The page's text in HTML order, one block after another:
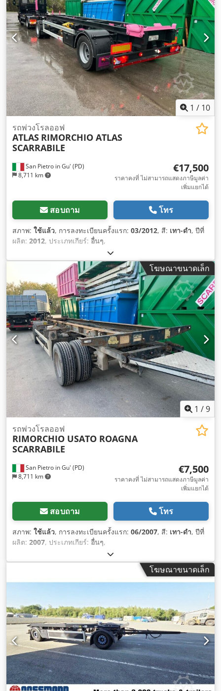
1 / 10
San Pietro in Gu' (PD)
8,711 km
รถพ่วงโรลออฟ
ATLAS RIMORCHIO ATLAS
SCARRABILE
€17,500
ราคาคงที่ ไม่สามารถแสดงภาษีมูลค่า
เพิ่มแยกได้
สอบถาม โทร
สภาพ: ใช้แล้ว, การลงทะเบียนครั้งแรก: 03/2012, สี: เทา-ดำ, ปีที่
ผลิต: 2012, ประเภทเกียร์: อื่นๆ,
โฆษณาขนาดเล็ก
1 /9
San Pietro in Gu' (PD)
8,711 km
รถพ่วงโรลออฟ
RIMORCHIO USATO ROAGNA
SCARRABILE
€7,500
ราคาคงที่ ไม่สามารถแสดงภาษีมูลค่า
เพิ่มแยกได้
สอบถาม โทร
สภาพ: ใช้แล้ว, การลงทะเบียนครั้งแรก: 06/2007, สี: เทา-ดำ, ปีที่
ผลิต: 2007, ประเภทเกียร์: อื่นๆ,
โฆษณาขนาดเล็ก